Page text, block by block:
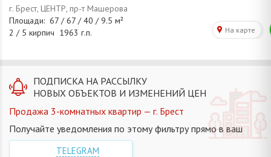
ПОДПИСКА НА РАССЫЛКУ
НОВЫХ ОБЪЕКТОВ И ИЗМЕНЕНИЙ ЦЕН
Продажа 3-комнатных квартир — г. Брест
Получайте уведомления по этому фильтру прямо в ваш
TELEGRAM